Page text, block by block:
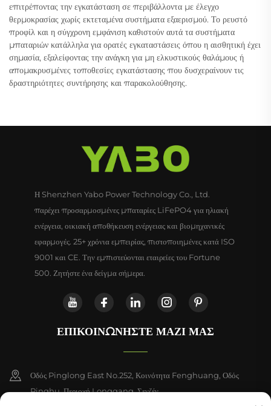
επιτρέποντας την εγκατάσταση σε περιβάλλοντα με έλεγχο
θερμοκρασίας χωρίς εκτεταμένα συστήματα εξαερισμού. Το ρευστό
προφίλ και η σύγχρονη εμφάνιση καθιστούν αυτά τα συστήματα
μπαταριών κατάλληλα για ορατές εγκαταστάσεις όπου η αισθητική έχει
σημασία, εξαλείφοντας την ανάγκη για μη ελκυστικούς θαλάμους ή
απομακρυσμένες τοποθεσίες εγκατάστασης που δυσχεραίνουν τις
δραστηριότητες συντήρησης και παρακολούθησης.
Η Shenzhen Yabo Power Technology Co., Ltd.
παρέχει προσαρμοσμένες μπαταρίες LiFePO4 για ηλιακή
ενέργεια, οικιακή αποθήκευση ενέργειας και βιομηχανικές
εφαρμογές. 25+ χρόνια εμπειρίας, πιστοποιημένες κατά ISO
9001 και CE. Την εμπιστεύονται εταιρείες του Fortune
500. Ζητήστε ένα δείγμα σήμερα.
ΕΠΙΚΟΙΝΩΝΉΣΤΕ ΜΑΖΊ ΜΑΣ
Οδός Pinglong East No.252, Κοινότητα Fenghuang, Οδός
Pinghu, Περιοχή Longgang, Σενζέν